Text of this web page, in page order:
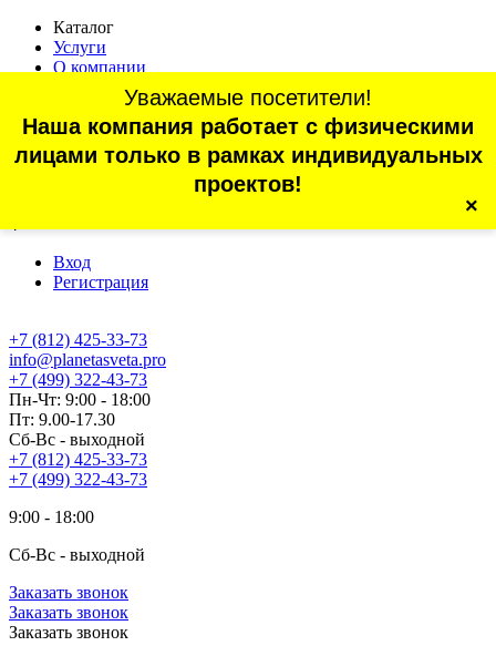
Каталог
Услуги
О компании
Статьи
Контакты
Отзывы
г. Санкт-Петербург, проспект Обуховской Обороны, 70, корп.
Вход
Регистрация
+7 (812) 425-33-73
Уважаемые посетители!
Наша компания работает с физическими
лицами только в рамках индивидуальных
проектов!
×
info@planetasveta.pro
+7 (499) 322-43-73
Пн-Чт: 9:00 - 18:00
Пт: 9.00-17.30
Сб-Вс - выходной
+7 (812) 425-33-73
+7 (499) 322-43-73
9:00 - 18:00
Сб-Вс - выходной
Заказать звонок
Заказать звонок
Заказать звонок